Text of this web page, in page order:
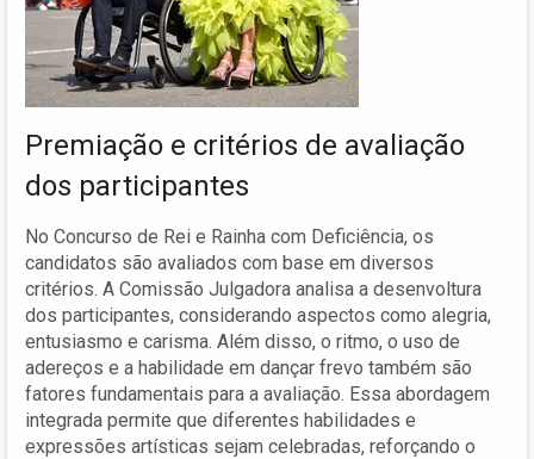
Premiação e critérios de avaliação
dos participantes
No Concurso de Rei e Rainha com Deficiência, os
candidatos são avaliados com base em diversos
critérios. A Comissão Julgadora analisa a desenvoltura
dos participantes, considerando aspectos como alegria,
entusiasmo e carisma. Além disso, o ritmo, o uso de
adereços e a habilidade em dançar frevo também são
fatores fundamentais para a avaliação. Essa abordagem
integrada permite que diferentes habilidades e
expressões artísticas sejam celebradas, reforçando o